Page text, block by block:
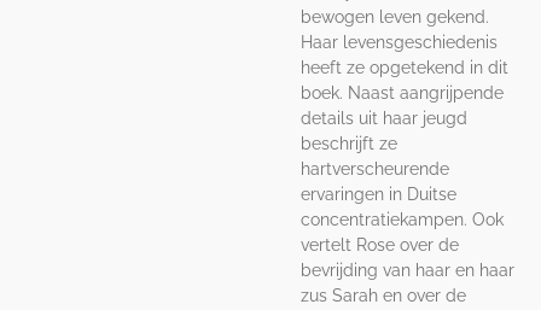
bewogen leven gekend.
Haar levensgeschiedenis
heeft ze opgetekend in dit
boek. Naast aangrijpende
details uit haar jeugd
beschrijft ze
hartverscheurende
ervaringen in Duitse
concentratiekampen. Ook
vertelt Rose over de
bevrijding van haar en haar
zus Sarah en over de